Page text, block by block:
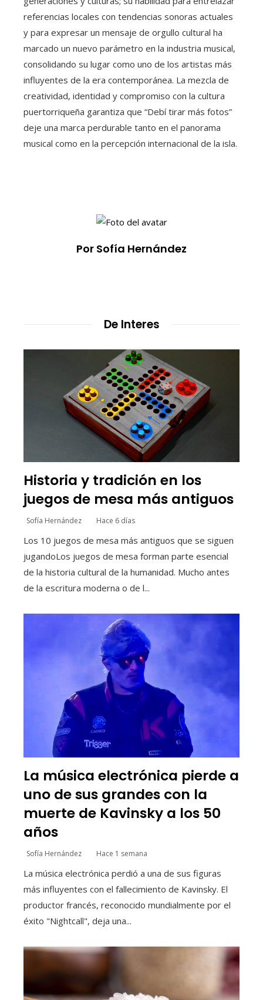
referencias locales con tendencias sonoras actuales
y para expresar un mensaje de orgullo cultural ha
marcado un nuevo parámetro en la industria musical,
consolidando su lugar como uno de los artistas más
influyentes de la era contemporánea. La mezcla de
creatividad, identidad y compromiso con la cultura
puertorriqueña garantiza que “Debí tirar más fotos”
deje una marca perdurable tanto en el panorama
musical como en la percepción internacional de la isla.
Por Sofía Hernández
De Interes
Historia y tradición en los
juegos de mesa más antiguos
Sofía Hernández Hace 6 días
Los 10 juegos de mesa más antiguos que se siguen
jugandoLos juegos de mesa forman parte esencial
de la historia cultural de la humanidad. Mucho antes
de la escritura moderna o de l...
La música electrónica pierde a
uno de sus grandes con la
muerte de Kavinsky a los 50
años
Sofía Hernández Hace 1 semana
La música electrónica perdió a una de sus figuras
más influyentes con el fallecimiento de Kavinsky. El
productor francés, reconocido mundialmente por el
éxito "Nightcall", deja una...